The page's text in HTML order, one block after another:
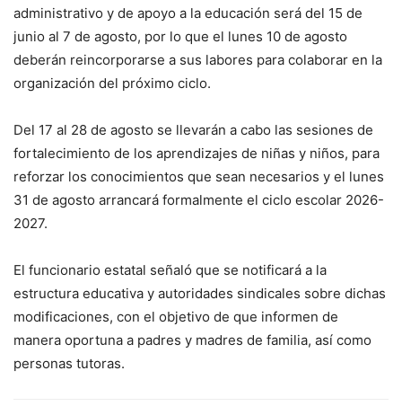
administrativo y de apoyo a la educación será del 15 de
junio al 7 de agosto, por lo que el lunes 10 de agosto
deberán reincorporarse a sus labores para colaborar en la
organización del próximo ciclo.
Del 17 al 28 de agosto se llevarán a cabo las sesiones de
fortalecimiento de los aprendizajes de niñas y niños, para
reforzar los conocimientos que sean necesarios y el lunes
31 de agosto arrancará formalmente el ciclo escolar 2026-
2027.
El funcionario estatal señaló que se notificará a la
estructura educativa y autoridades sindicales sobre dichas
modificaciones, con el objetivo de que informen de
manera oportuna a padres y madres de familia, así como
personas tutoras.